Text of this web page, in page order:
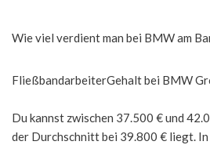
Wie viel verdient man bei BMW am
FließbandarbeiterGehalt bei BMW
Du kannst zwischen 37.500 € und
der Durchschnitt bei 39.800 € liegt. In